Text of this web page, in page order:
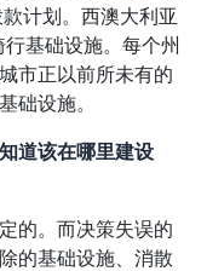
计划。西澳大利亚
行基础设施。每个州
市正以前所未有的
础设施。
道该在哪里建设
的。而决策失误的
的基础设施、消散